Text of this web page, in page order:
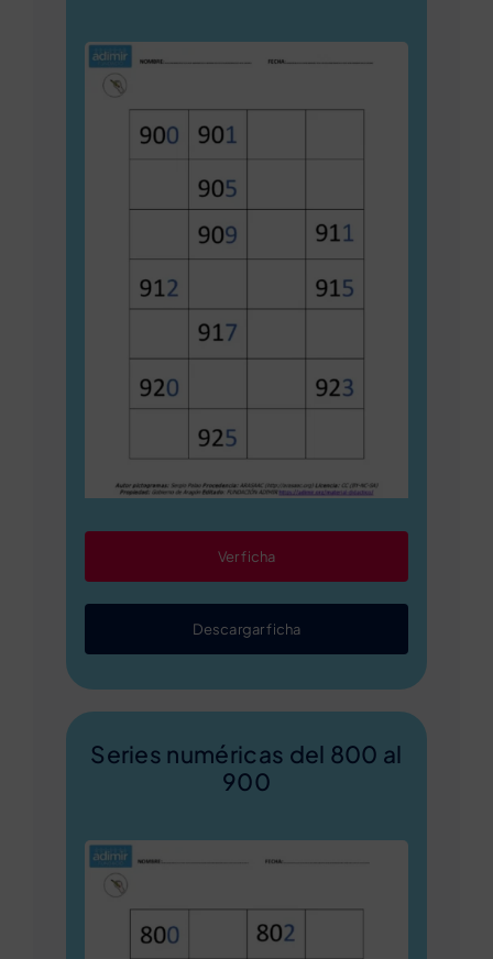
Ver ficha
Descargar ficha
Series numéricas del 800 al
900